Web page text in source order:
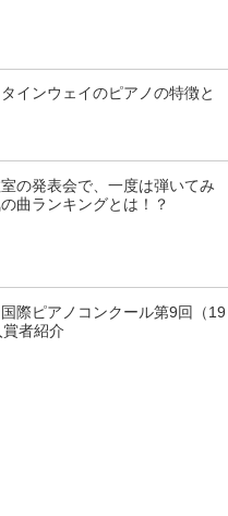
インウェイのピアノの特徴と
の発表会で、一度は弾いてみ
曲ランキングとは！？
際ピアノコンクール第9回（19
者紹介